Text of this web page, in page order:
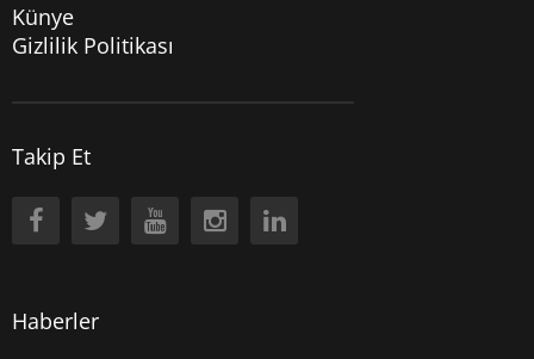
Künye
Gizlilik Politikası
Takip Et
Haberler